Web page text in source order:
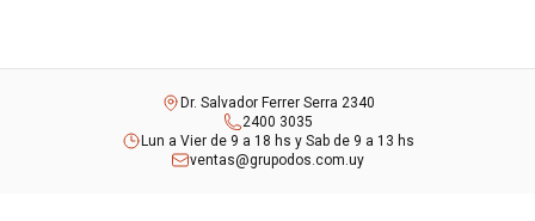
Dr. Salvador Ferrer Serra 2340
2400 3035
Lun a Vier de 9 a 18 hs y Sab de 9 a 13 hs
ventas@grupodos.com.uy